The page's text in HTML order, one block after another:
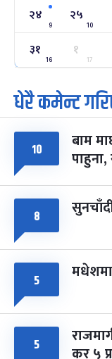
सोम फाल्गुन २४,
२५
मंगल
ग्याल्पो
फाल्गुन २५,
७
आइत
पूर्णिमा व्रत
चैत्र ७, २०८३-
८ फागुपूर्णिमा
चैत्र ८, २०८३-
२४
9
२५
10
३१
16
१
17
धेरै कमेन्ट
१० बाम
८
५
५ कर ५